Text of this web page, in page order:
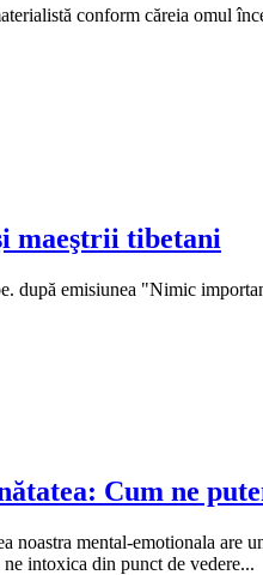
conform căreia omul
maeştrii tibetani
după emisiunea "Nimic
Cum ne
noastra mental-emotionala are
intoxica din punct de vedere...